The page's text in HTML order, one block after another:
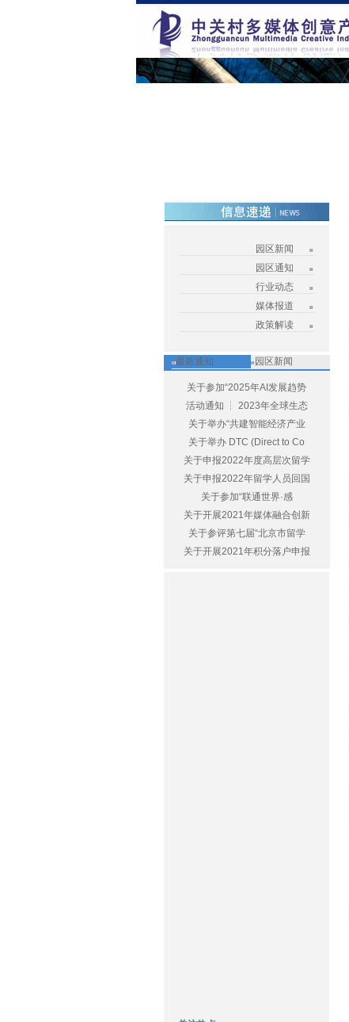
园区新闻
园区通知
行业动态
媒体报道
政策解读
最新通知 园区新闻
关于参加“2025年AI发展趋势
活动通知 ┆ 2023年全球生态
关于举办“共建智能经济产业
关于举办 DTC (Direct to Co
关于申报2022年度高层次留学
关于申报2022年留学人员回国
关于参加“联通世界·感
关于开展2021年媒体融合创新
关于参评第七届“北京市留学
关于开展2021年积分落户申报